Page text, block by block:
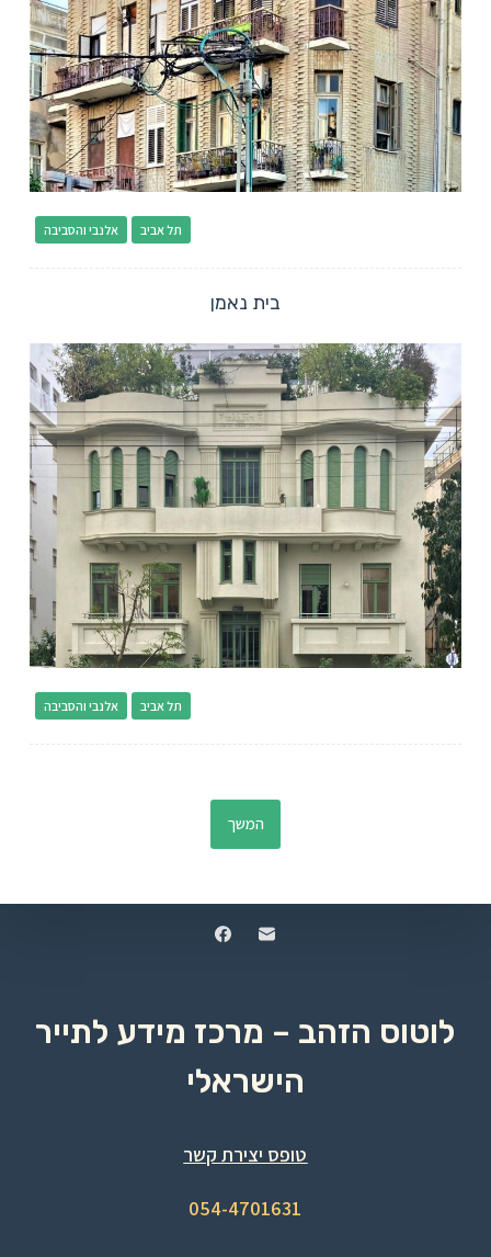
אלנבי והסביבה תל אביב
בית נאמן
אלנבי והסביבה תל אביב
המשך
לוטוס הזהב – מרכז מידע לתייר
הישראלי
טופס יצירת קשר
054-4701631